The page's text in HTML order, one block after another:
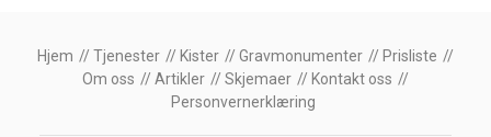
Hjem Tjenester Kister Gravmonumenter
Prisliste
Om oss
Artikler Skjemaer
Kontakt oss
Personvernerklæring